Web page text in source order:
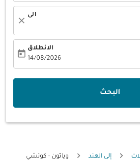
الى
close
الانطلاق
14/08/2026
today
البحث
إلى الهند وياتون - كوتشي